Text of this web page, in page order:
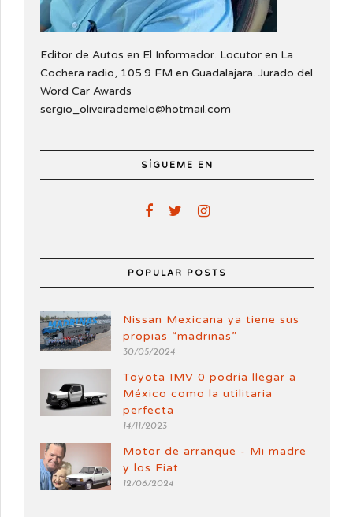
Editor de Autos en El Informador. Locutor en La
Cochera radio, 105.9 FM en Guadalajara. Jurado del
Word Car Awards
sergio_oliveirademelo@hotmail.com
SÍGUEME EN
POPULAR POSTS
Nissan Mexicana ya tiene sus
propias “madrinas”
30/05/2024
Toyota IMV 0 podría llegar a
México como la utilitaria
perfecta
14/11/2023
Motor de arranque - Mi madre
y los Fiat
12/06/2024